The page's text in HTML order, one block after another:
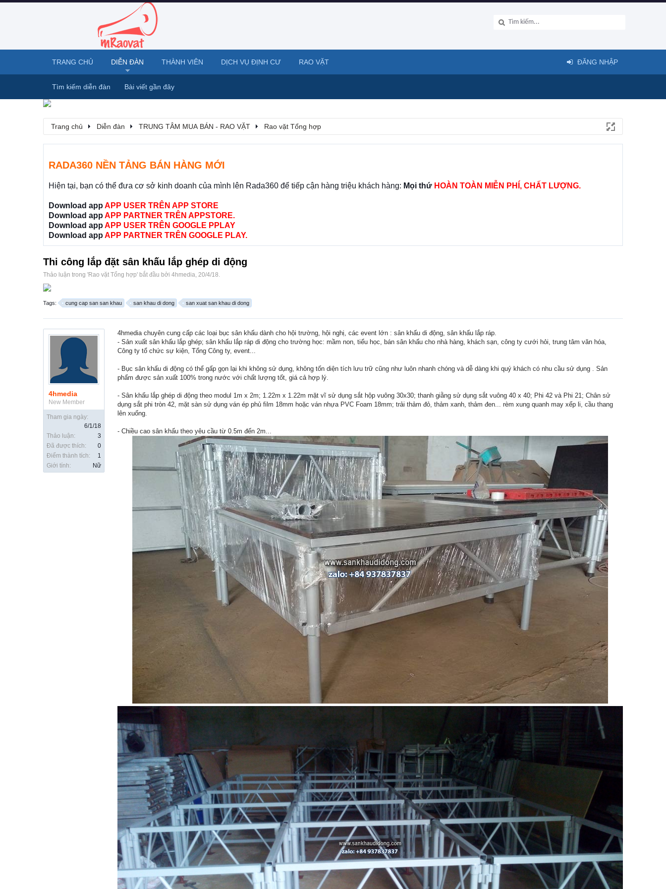
Trang chủ Diễn đàn TRUNG TÂM MUA BÁN - RAO VẶT Rao vặt Tổng hợp
RADA360 NỀN TẢNG BÁN HÀNG MỚI
Hiện tại, bạn có thể đưa cơ sở kinh doanh của mình lên Rada360 để tiếp cận hàng triệu khách hàng: Mọi thứ HOÀN TOÀN MIỄN PHÍ, CHẤT LƯỢNG.
Download app APP USER TRÊN APP STORE
Download app APP PARTNER TRÊN APPSTORE.
Download app APP USER TRÊN GOOGLE PPLAY
Download app APP PARTNER TRÊN GOOGLE PLAY.
Thi công lắp đặt sân khấu lắp ghép di động
Thảo luận trong 'Rao vặt Tổng hợp' bắt đầu bởi 4hmedia, 20/4/18.
Tags: cung cap san san khau san khau di dong san xuat san khau di dong
4hmedia
New Member
Tham gia ngày:
6/1/18
Thảo luận:
3
Đã được thích:
0
Điểm thành tích:
1
Giới tính:
Nữ
4hmedia chuyên cung cấp các loại bục sân khấu dành cho hội trường, hội nghị, các event lớn : sân khấu di động, sân khấu lắp ráp.
- Sản xuất sân khấu lắp ghép; sân khấu lắp ráp di động cho trường học: mầm non, tiểu học, bán sân khấu cho nhà hàng, khách sạn, công ty cưới hỏi, trung tâm văn hóa,
Công ty tổ chức sự kiện, Tổng Công ty, event...
- Bục sân khấu di động có thể gấp gọn lại khi không sử dụng, không tốn diện tích lưu trữ cũng như luôn nhanh chóng và dễ dàng khi quý khách có nhu cầu sử dụng . Sản
phẩm được sản xuất 100% trong nước với chất lượng tốt, giá cả hợp lý.
- Sân khấu lắp ghép di động theo modul 1m x 2m; 1.22m x 1.22m mặt vĩ sử dụng sắt hộp vuông 30x30; thanh giằng sử dụng sắt vuông 40 x 40; Phi 42 và Phi 21; Chân sử
dụng sắt phi tròn 42, mặt sàn sử dụng ván ép phủ film 18mm hoặc ván nhựa PVC Foam 18mm; trải thảm đỏ, thảm xanh, thảm đen... rèm xung quanh may xếp li, cầu thang
lên xuống.
- Chiều cao sân khấu theo yêu cầu từ 0.5m đến 2m...
TRANG CHỦ DIỄN ĐÀN
Tìm kiếm diễn đàn Bài viết gần đây
THÀNH VIÊN DỊCH VỤ ĐỊNH CƯ RAO VẶT ĐĂNG NHẬP